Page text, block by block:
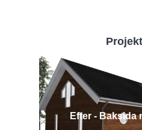
Efter - Baksida